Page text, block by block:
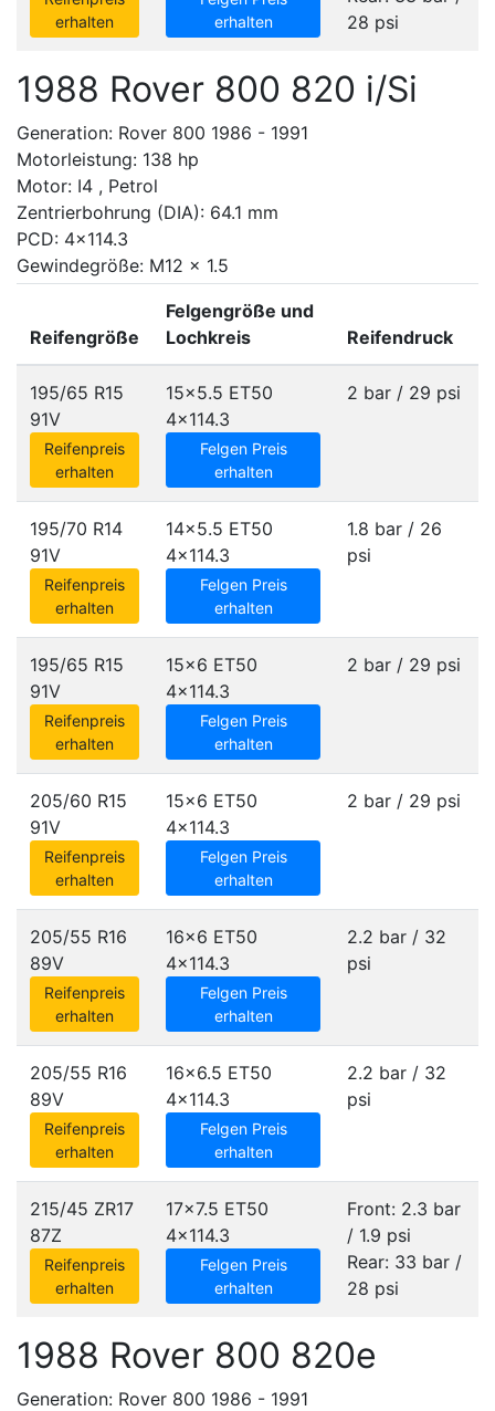
erhalten
erhalten
28 psi
1988 Rover 800 820 i/Si
Generation: Rover 800 1986 - 1991
Motorleistung: 138 hp
Motor: I4 , Petrol
Zentrierbohrung (DIA): 64.1 mm
PCD: 4x114.3
Gewindegröße: M12 x 1.5
Reifengröße
Felgengröße und
Lochkreis
Reifendruck
195/65 R15
91V
Reifenpreis
erhalten
15x5.5 ET50
4x114.3
Felgen Preis
erhalten
2 bar / 29 psi
195/70 R14
91V
Reifenpreis
erhalten
14x5.5 ET50
4x114.3
Felgen Preis
erhalten
1.8 bar / 26
psi
195/65 R15
91V
Reifenpreis
erhalten
15x6 ET50
4x114.3
Felgen Preis
erhalten
2 bar / 29 psi
205/60 R15
91V
Reifenpreis
erhalten
15x6 ET50
4x114.3
Felgen Preis
erhalten
2 bar / 29 psi
205/55 R16
89V
Reifenpreis
erhalten
16x6 ET50
4x114.3
Felgen Preis
erhalten
2.2 bar / 32
psi
205/55 R16
89V
Reifenpreis
erhalten
16x6.5 ET50
4x114.3
Felgen Preis
erhalten
2.2 bar / 32
psi
215/45 ZR17
87Z
Reifenpreis
erhalten
17x7.5 ET50
4x114.3
Felgen Preis
erhalten
Front: 2.3 bar
/ 1.9 psi
Rear: 33 bar /
28 psi
1988 Rover 800 820e
Generation: Rover 800 1986 - 1991